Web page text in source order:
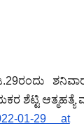
ಶೆಟ್ಟಿ ಆತ್ಮಹತ್ಯೆ